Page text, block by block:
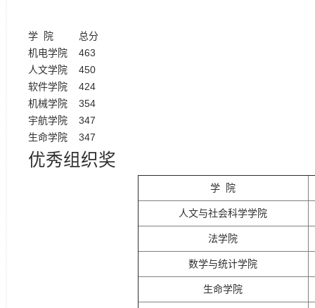
学 院
总分
机电学院
463
人文学院
450
软件学院
424
机械学院
354
宇航学院
347
生命学院
347
优秀组织奖
学 院
人文与社会科学学院
法学院
数学与统计学院
生命学院